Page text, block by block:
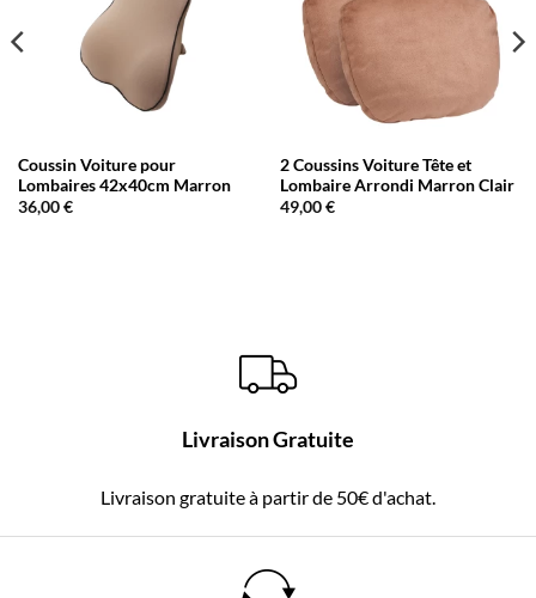
Coussin Voiture pour
Lombaires 42x40cm Marron
36,00€
2 Coussins Voiture Tête et
Lombaire Arrondi Marron Clair
49,00€
Livraison Gratuite
Livraison gratuite à partir de 50€ d'achat.